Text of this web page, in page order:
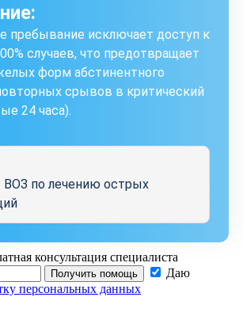
пребывание исключает доступ к
случаев, что предотвращает
форм абстинентного
срывов в критический
24 часа).
по лечению острых
консультация специалиста
Получить помощь
Даю
персональных данных